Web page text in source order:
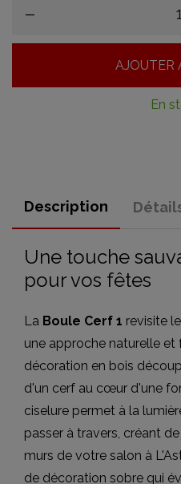
–
AJOUTER
En
Description
Une touche
pour vos fêtes
La Boule Cerf 1 revisite
une approche naturelle et
décoration en bois
d'un cerf au cœur d'une
ciselure permet à la
passer à travers, créant
murs de votre salon à
de décoration sobre qui